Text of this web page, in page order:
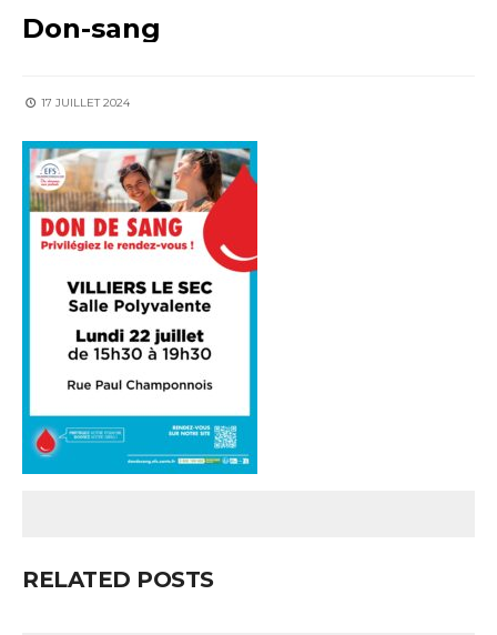
Don-sang
17 JUILLET 2024
RELATED POSTS